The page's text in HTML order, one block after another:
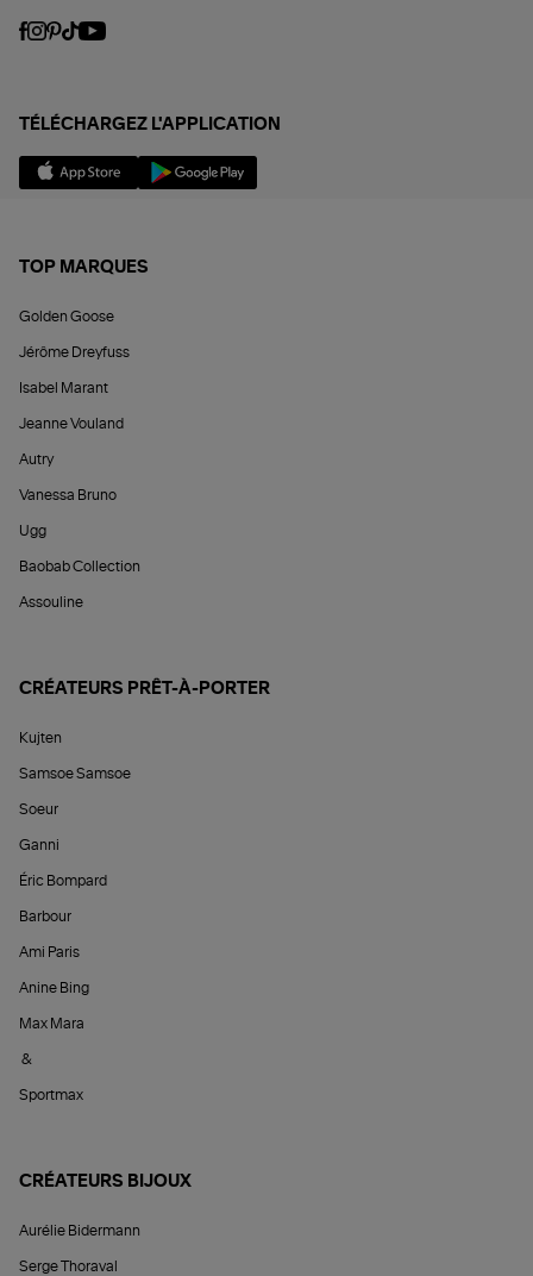
TÉLÉCHARGEZ L'APPLICATION
TOP MARQUES
Golden Goose
Jérôme Dreyfuss
Isabel Marant
Jeanne Vouland
Autry
Vanessa Bruno
Ugg
Baobab Collection
Assouline
CRÉATEURS PRÊT-À-PORTER
Kujten
Samsoe Samsoe
Soeur
Ganni
Éric Bompard
Barbour
Ami Paris
Anine Bing
Max Mara
&
Sportmax
CRÉATEURS BIJOUX
Aurélie Bidermann
Serge Thoraval